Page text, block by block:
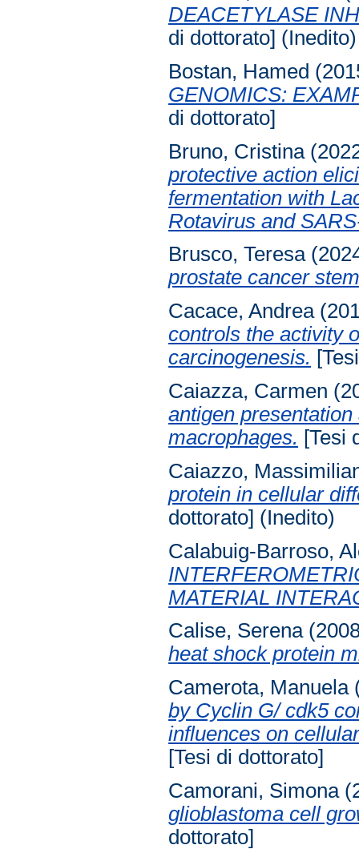
DEACETYLASE
di dottorato] (Inedito)
Bostan, Hamed
GENOMICS:
di dottorato]
Bruno, Cristina
protective action
fermentation with
Rotavirus and
Brusco, Teresa
prostate cancer
Cacace, Andrea
controls the activity
carcinogenesis.
Caiazza, Carmen
antigen
macrophages. [Tesi
Caiazzo,
protein in cellular
dottorato] (Inedito)
Calabuig-Barroso,
MATERIAL
Calise, Serena
heat shock protein
Camerota, Manuela
by Cyclin G/ cdk5
influences on
[Tesi di dottorato]
Camorani, Simona
glioblastoma cell
dottorato]